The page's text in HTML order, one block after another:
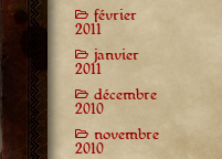
février
2011
janvier
2011
décembre
2010
novembre
2010